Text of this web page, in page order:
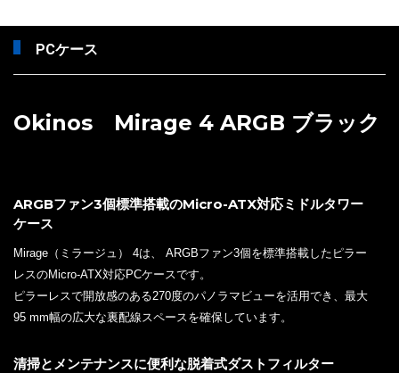
PCケース
Okinos Mirage 4 ARGB ブラック
ARGBファン3個標準搭載のMicro-ATX対応ミドルタワー
ケース
Mirage（ミラージュ） 4は、 ARGBファン3個を標準搭載したピラー
レスのMicro-ATX対応PCケースです。
ピラーレスで開放感のある270度のパノラマビューを活用でき、最大
95 mm幅の広大な裏配線スペースを確保しています。
清掃とメンテナンスに便利な脱着式ダストフィルター